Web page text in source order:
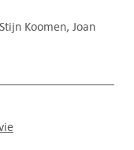
Koomen, Joan